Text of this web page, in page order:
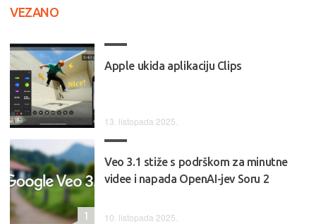
VEZANO
Apple ukida aplikaciju Clips
13. listopada 2025.
Veo 3.1 stiže s podrškom za minutne
videe i napada OpenAI-jev Soru 2
10. listopada 2025.
1